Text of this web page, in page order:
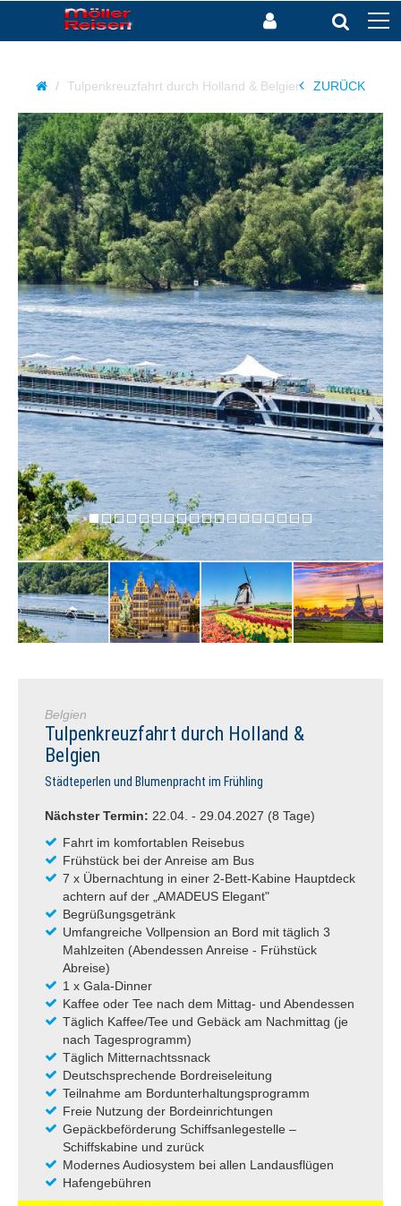
Tulpenkreuzfahrt durch Holland & Belgien ZURÜCK
Belgien
Tulpenkreuzfahrt durch Holland &
Belgien
Städteperlen und Blumenpracht im Frühling
Nächster Termin: 22.04. - 29.04.2027 (8 Tage)
Fahrt im komfortablen Reisebus
Frühstück bei der Anreise am Bus
7 x Übernachtung in einer 2-Bett-Kabine Hauptdeck
achtern auf der „AMADEUS Elegant"
Begrüßungsgetränk
Umfangreiche Vollpension an Bord mit täglich 3
Mahlzeiten (Abendessen Anreise - Frühstück
Abreise)
1 x Gala-Dinner
Kaffee oder Tee nach dem Mittag- und Abendessen
Täglich Kaffee/Tee und Gebäck am Nachmittag (je
nach Tagesprogramm)
Täglich Mitternachtssnack
Deutschsprechende Bordreiseleitung
Teilnahme am Bordunterhaltungsprogramm
Freie Nutzung der Bordeinrichtungen
Gepäckbeförderung Schiffsanlegestelle –
Schiffskabine und zurück
Modernes Audiosystem bei allen Landausflügen
Hafengebühren